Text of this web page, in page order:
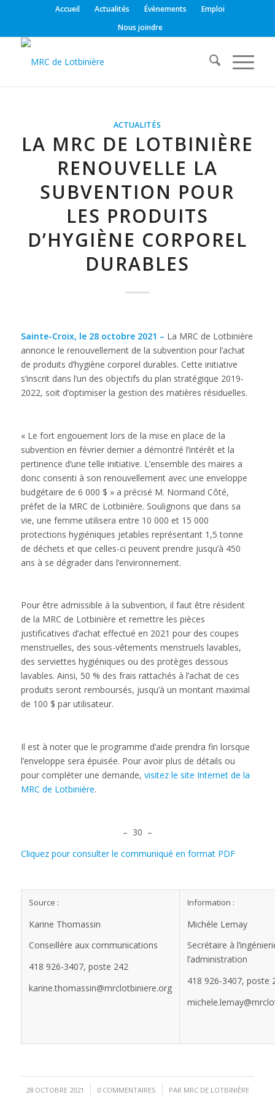
Accueil Actualités Évènements
Emploi
Nous joindre
ACTUALITÉS
LA MRC DE LOTBINIÈRE
RENOUVELLE LA
SUBVENTION POUR
LES PRODUITS
D’HYGIÈNE CORPOREL
DURABLES
Sainte-Croix, le 28 octobre 2021 – La MRC de Lotbinière
annonce le renouvellement de la subvention pour l’achat
de produits d’hygiène corporel durables. Cette initiative
s’inscrit dans l’un des objectifs du plan stratégique 2019-
2022, soit d’optimiser la gestion des matières résiduelles.
« Le fort engouement lors de la mise en place de la
subvention en février dernier a démontré l’intérêt et la
pertinence d’une telle initiative. L’ensemble des maires a
donc consenti à son renouvellement avec une enveloppe
budgétaire de 6 000 $ » a précisé M. Normand Côté,
préfet de la MRC de Lotbinière. Soulignons que dans sa
vie, une femme utilisera entre 10 000 et 15 000
protections hygiéniques jetables représentant 1,5 tonne
de déchets et que celles-ci peuvent prendre jusqu’à 450
ans à se dégrader dans l’environnement.
Pour être admissible à la subvention, il faut être résident
de la MRC de Lotbinière et remettre les pièces
justificatives d’achat effectué en 2021 pour des coupes
menstruelles, des sous-vêtements menstruels lavables,
des serviettes hygiéniques ou des protèges dessous
lavables. Ainsi, 50 % des frais rattachés à l’achat de ces
produits seront remboursés, jusqu’à un montant maximal
de 100 $ par utilisateur.
Il est à noter que le programme d’aide prendra fin lorsque
l’enveloppe sera épuisée. Pour avoir plus de détails ou
pour compléter une demande, visitez le site Internet de la
MRC de Lotbinière.
– 30 –
Cliquez pour consulter le communiqué en format PDF
Source :
Karine Thomassin
Conseillère aux communications
418 926-3407, poste 242
karine.thomassin@mrclotbiniere.org
Information :
Michèle Lemay
Secrétaire à
l’administration
418 926-3407, poste
28 OCTOBRE 2021
/ 0 COMMENTAIRES
/ PAR MRC DE LOTBINIÈRE